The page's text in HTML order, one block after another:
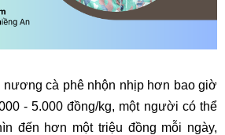
nương cà phê nhộn nhịp hơn bao giờ
- 5.000 đồng/kg, một người có thể
đến hơn một triệu đồng mỗi ngày,